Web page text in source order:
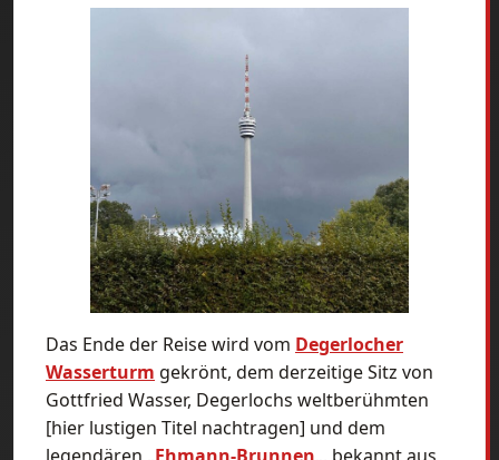
Das Ende der Reise wird vom Degerlocher
Wasserturm gekrönt, dem derzeitige Sitz von
Gottfried Wasser, Degerlochs weltberühmten
[hier lustigen Titel nachtragen] und dem